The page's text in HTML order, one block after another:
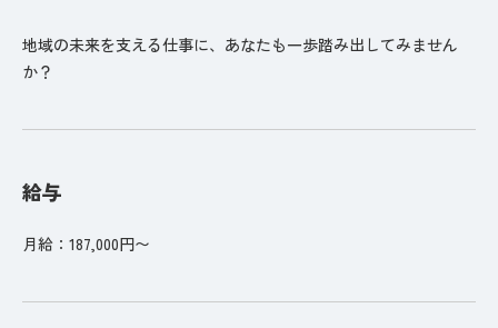
地域の未来を支える仕事に、あなたも一歩踏み出してみません
か？
給与
月給：187,000円〜